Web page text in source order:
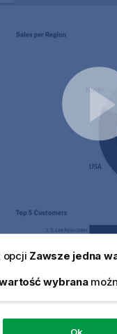
opcji Zawsze jedna
wybrana
arkusza nie można
można